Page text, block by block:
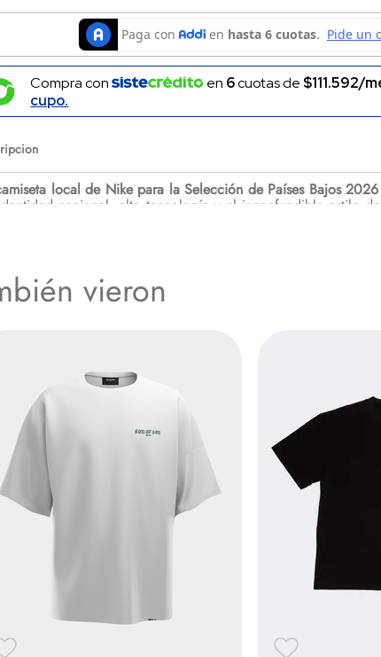
Compra con en 6cuotas de $111.592/
cupo.
local de Nike para la Selección de Países Bajos 2026
nacional, alta tecnología y el inconfundible estilo
vieron